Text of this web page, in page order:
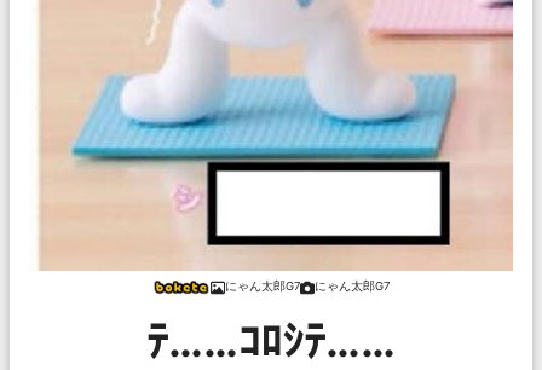
にゃん太郎G7 にゃん太郎G7
ﾃ……ｺﾛｼﾃ……